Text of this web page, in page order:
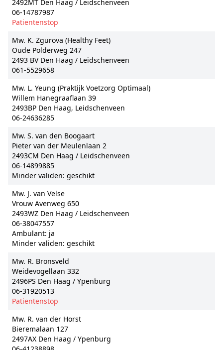
2492MT Den Haag / Leidschenveen
06-14787987
Patientenstop
Mw. K. Zgurova (Healthy Feet)
Oude Polderweg 247
2493 BV Den Haag / Leidschenveen
061-5529658
Mw. L. Yeung (Praktijk Voetzorg Optimaal)
Willem Hanegraaflaan 39
2493BP Den Haag, Leidschenveen
06-24636285
Mw. S. van den Boogaart
Pieter van der Meulenlaan 2
2493CM Den Haag / Leidschenveen
06-14899885
Minder validen: geschikt
Mw. J. van Velse
Vrouw Avenweg 650
2493WZ Den Haag / Leidschenveen
06-38047557
Ambulant: ja
Minder validen: geschikt
Mw. R. Bronsveld
Weidevogellaan 332
2496PS Den Haag / Ypenburg
06-31920513
Patientenstop
Mw. R. van der Horst
Bieremalaan 127
2497AX Den Haag / Ypenburg